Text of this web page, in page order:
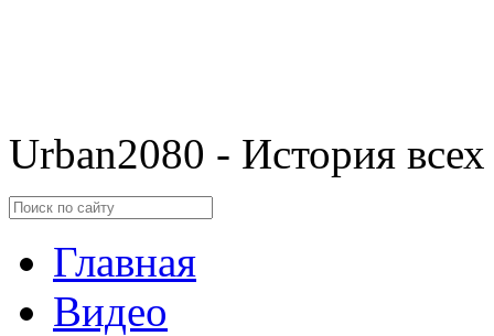
Urban2080 - История
Главная
Видео